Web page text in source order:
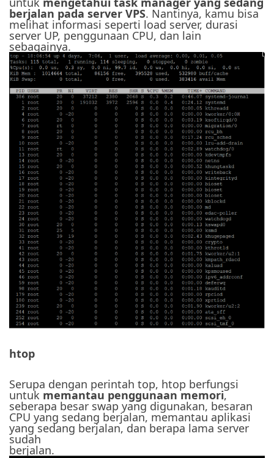
berjalan pada server VPS. Nantinya, kamu bisa
melihat informasi seperti load server, durasi
server UP, penggunaan CPU, dan lain
sebagainya.
htop
Serupa dengan perintah top, htop berfungsi
untuk memantau penggunaan memori,
seberapa besar swap yang digunakan, besaran
CPU yang sedang berjalan, memantau aplikasi
yang sedang berjalan, dan berapa lama server
sudah
berjalan.